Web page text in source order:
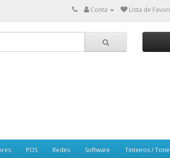
Conta Lista de
POS Redes Software Tinteiros /